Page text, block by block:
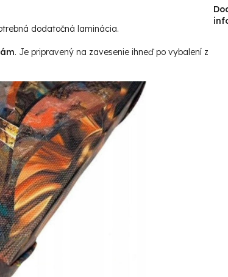
dodatočná laminácia.
. Je pripravený na zavesenie ihneď po vybalení z